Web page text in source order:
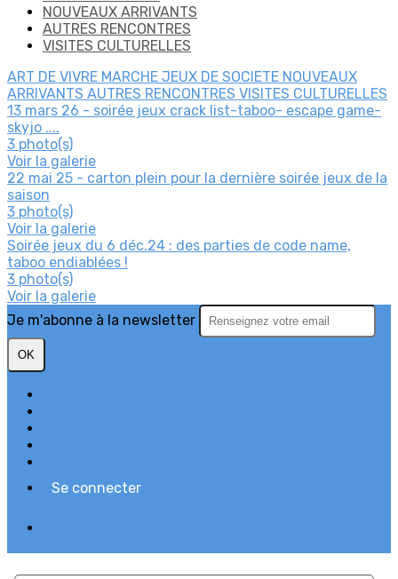
NOUVEAUX ARRIVANTS
AUTRES RENCONTRES
VISITES CULTURELLES
ART DE VIVRE MARCHE JEUX DE SOCIETE NOUVEAUX
ARRIVANTS AUTRES RENCONTRES VISITES CULTURELLES
13 mars 26 - soirée jeux crack list-taboo- escape game-
skyjo ....
3 photo(s)
Voir la galerie
22 mai 25 - carton plein pour la dernière soirée jeux de la
saison
3 photo(s)
Voir la galerie
Soirée jeux du 6 déc.24 : des parties de code name,
taboo endiablées !
3 photo(s)
Voir la galerie
Je m'abonne à la newsletter
OK
Se connecter